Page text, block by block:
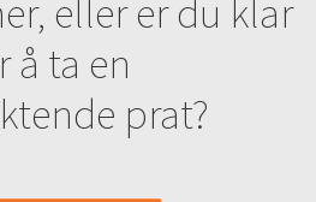
eller er du klar
å ta en
prat?